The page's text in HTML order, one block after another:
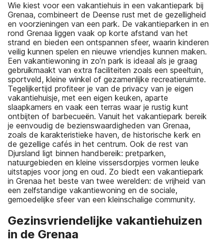
Wie kiest voor een vakantiehuis in een vakantiepark bij
Grenaa, combineert de Deense rust met de gezelligheid
en voorzieningen van een park. De vakantieparken in en
rond Grenaa liggen vaak op korte afstand van het
strand en bieden een ontspannen sfeer, waarin kinderen
veilig kunnen spelen en nieuwe vriendjes kunnen maken.
Een vakantiewoning in zo’n park is ideaal als je graag
gebruikmaakt van extra faciliteiten zoals een speeltuin,
sportveld, kleine winkel of gezamenlijke recreatieruimte.
Tegelijkertijd profiteer je van de privacy van je eigen
vakantiehuisje, met een eigen keuken, aparte
slaapkamers en vaak een terras waar je rustig kunt
ontbijten of barbecueën. Vanuit het vakantiepark bereik
je eenvoudig de bezienswaardigheden van Grenaa,
zoals de karakteristieke haven, de historische kerk en
de gezellige cafés in het centrum. Ook de rest van
Djursland ligt binnen handbereik: pretparken,
natuurgebieden en kleine vissersdorpjes vormen leuke
uitstapjes voor jong en oud. Zo biedt een vakantiepark
in Grenaa het beste van twee werelden: de vrijheid van
een zelfstandige vakantiewoning en de sociale,
gemoedelijke sfeer van een kleinschalige community.
Gezinsvriendelijke vakantiehuizen
in de Grenaa